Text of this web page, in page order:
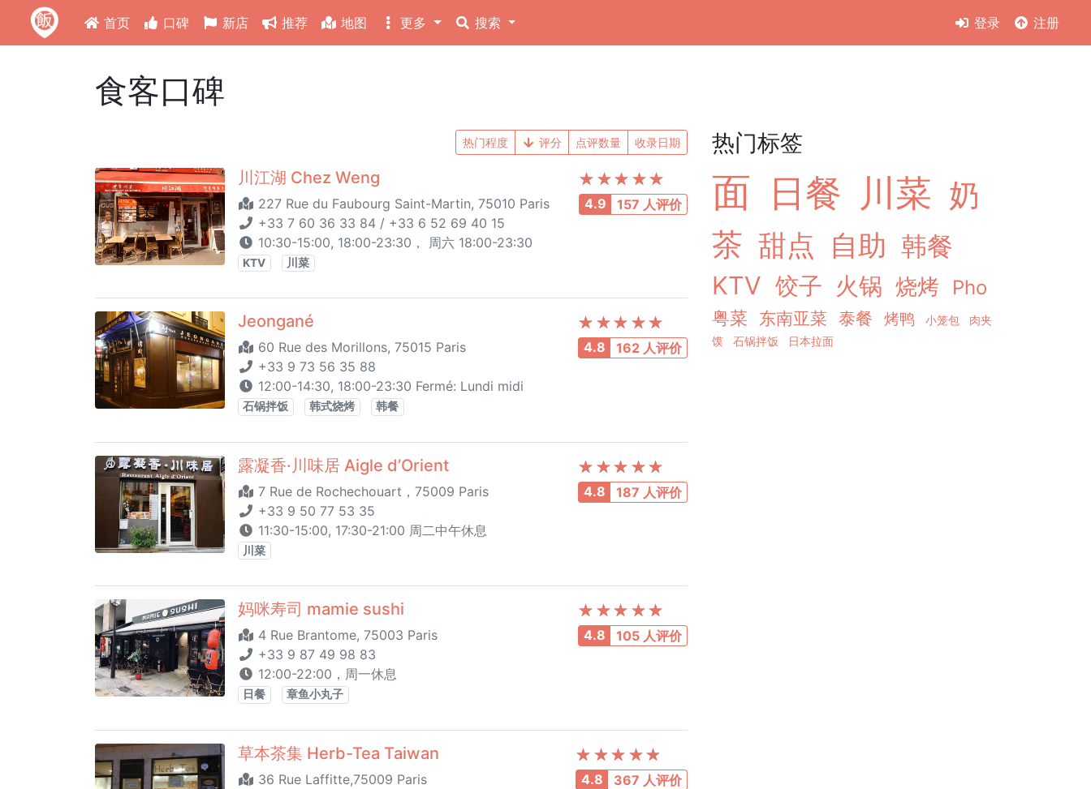
首页 口碑 新店 推荐 地图 更多 搜索 登录 注册
食客口碑
热门程度 评分 点评数量 收录日期
4.9 157 人评价
川江湖 Chez Weng
227 Rue du Faubourg Saint-Martin, 75010 Paris
+33 7 60 36 33 84 / +33 6 52 69 40 15
10:30-15:00, 18:00-23:30， 周六 18:00-23:30
KTV 川菜
4.8 162 人评价
Jeongané
60 Rue des Morillons, 75015 Paris
+33 9 73 56 35 88
12:00-14:30, 18:00-23:30 Fermé: Lundi midi
石锅拌饭 韩式烧烤 韩餐
4.8 187 人评价
露凝香·川味居 Aigle d’Orient
7 Rue de Rochechouart，75009 Paris
+33 9 50 77 53 35
11:30-15:00, 17:30-21:00 周二中午休息
川菜
4.8 105 人评价
妈咪寿司 mamie sushi
4 Rue Brantome, 75003 Paris
+33 9 87 49 98 83
12:00-22:00，周一休息
日餐 章鱼小丸子
4.8 367 人评价
草本茶集 Herb-Tea Taiwan
36 Rue Laffitte,75009 Paris
热门标签
面 日餐 川菜 奶
茶 甜点 自助 韩餐
KTV 饺子 火锅 烧烤 Pho
粤菜 东南亚菜 泰餐 烤鸭 小笼包
肉夹
馍
石锅拌饭 日本拉面